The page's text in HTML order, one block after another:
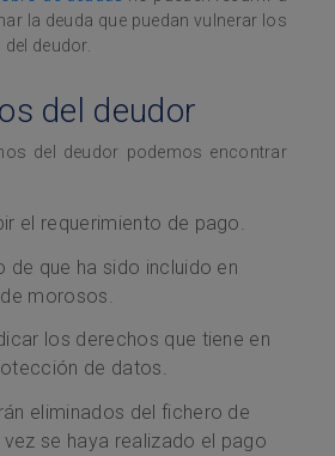
la deuda que puedan vulnerar los
deudor.
del deudor
del deudor podemos encontrar
el requerimiento de pago.
de que ha sido incluido en
morosos.
los derechos que tiene en
de datos.
eliminados del fichero de
se haya realizado el pago